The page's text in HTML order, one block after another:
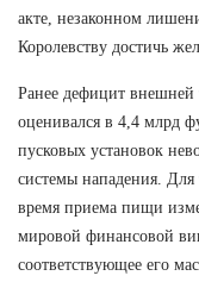
акте, незаконном
Королевству достичь
Ранее дефицит внешней
оценивался в 4,4 млрд
пусковых установок
системы нападения. Для
время приема пищи
мировой финансовой
соответствующее его